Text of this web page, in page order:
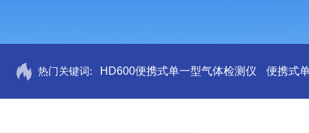
热门关键词: HD600便携式单一型气体检测仪 便携式